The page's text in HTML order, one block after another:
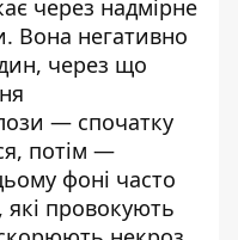
через надмірне
Вона негативно
через що
— спочатку
потім —
фоні часто
провокують